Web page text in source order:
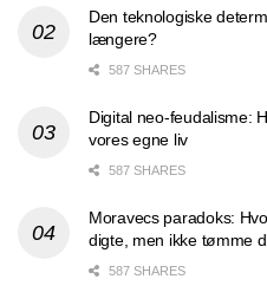
Den teknologiske
længere?
587 SHARES
Digital neo-feudalisme:
vores egne liv
587 SHARES
Moravecs paradoks:
digte, men ikke tømme
587 SHARES